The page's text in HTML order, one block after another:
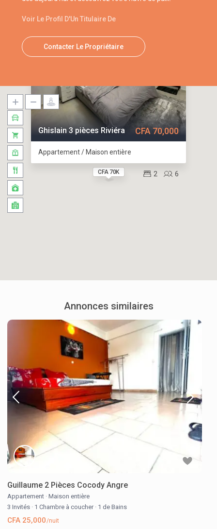
Voir Le Profil D'Un Titulaire De
Contacter Le Propriétaire
CFA 70K
Ghislain 3 pièces Riviéra
Appartement / Maison entière
6
2
CFA 70,000
Annonces similaires
Guillaume 2 Pièces Cocody Angre
Appartement · Maison entière
3 Invités · 1 Chambre à coucher · 1 de Bains
CFA 25,000/nuit